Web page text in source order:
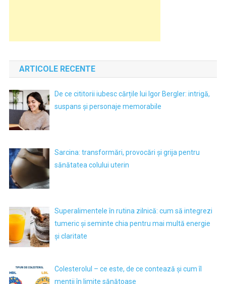
ARTICOLE RECENTE
De ce cititorii iubesc cărțile lui Igor Bergler: intrigă,
suspans și personaje memorabile
Sarcina: transformări, provocări și grija pentru
sănătatea colului uterin
Superalimentele în rutina zilnică: cum să integrezi
tumeric și seminte chia pentru mai multă energie
și claritate
Colesterolul – ce este, de ce contează și cum îl
menții în limite sănătoase